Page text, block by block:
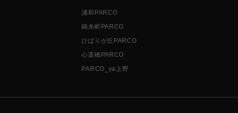
浦和PARCO
錦糸町PARCO
ひばりが丘PARCO
心斎橋PARCO
PARCO_ya上野